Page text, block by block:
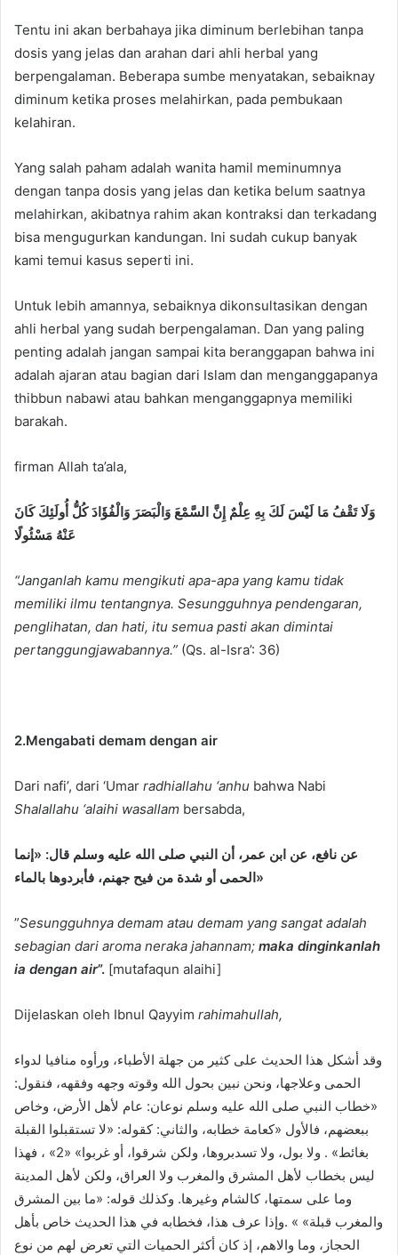
Tentu ini akan berbahaya jika diminum berlebihan tanpa
dosis yang jelas dan arahan dari ahli herbal yang
berpengalaman. Beberapa sumbe menyatakan, sebaiknay
diminum ketika proses melahirkan, pada pembukaan
kelahiran.
Yang salah paham adalah wanita hamil meminumnya
dengan tanpa dosis yang jelas dan ketika belum saatnya
melahirkan, akibatnya rahim akan kontraksi dan terkadang
bisa mengugurkan kandungan. Ini sudah cukup banyak
kami temui kasus seperti ini.
Untuk lebih amannya, sebaiknya dikonsultasikan dengan
ahli herbal yang sudah berpengalaman. Dan yang paling
penting adalah jangan sampai kita beranggapan bahwa ini
adalah ajaran atau bagian dari Islam dan menganggapanya
thibbun nabawi atau bahkan menganggapnya memiliki
barakah.
firman Allah ta’ala,
وَلَا تَقْفُ مَا لَيْسَ لَكَ بِهِ عِلْمٌ إِنَّ السَّمْعَ وَالْبَصَرَ وَالْفُؤَادَ كُلُّ أُولَئِكَ كَانَ
عَنْهُ مَسْئُولًا
“Janganlah kamu mengikuti apa-apa yang kamu tidak
memiliki ilmu tentangnya. Sesungguhnya pendengaran,
penglihatan, dan hati, itu semua pasti akan dimintai
pertanggungjawabannya.” (Qs. al-Isra’: 36)
2.Mengabati demam dengan air
Dari nafi’, dari ‘Umar radhiallahu ‘anhu bahwa Nabi
Shalallahu ‘alaihi wasallam bersabda,
عن نافع، عن ابن عمر، أن النبي صلى الله عليه وسلم قال: «إنما
الحمى أو شدة من فيح جهنم، فأبردوها بالماء»
”Sesungguhnya demam atau demam yang sangat adalah
sebagian dari aroma neraka jahannam; maka dinginkanlah
ia dengan air”. [mutafaqun alaihi]
Dijelaskan oleh Ibnul Qayyim rahimahullah,
وقد أشكل هذا الحديث على كثير من جهلة الأطباء، ورأوه منافيا لدواء
الحمى وعلاجها، ونحن نبين بحول الله وقوته وجهه وفقهه، فنقول:
«خطاب النبي صلى الله عليه وسلم نوعان: عام لأهل الأرض، وخاص
ببعضهم، فالأول «كعامة خطابه، والثاني: كقوله: «لا تستقبلوا القبلة
بغائط» . ولا بول، ولا تسدبروها، ولكن شرقوا، أو غربوا» «2» ، فهذا
ليس بخطاب لأهل المشرق والمغرب ولا العراق، ولكن لأهل المدينة
وما على سمتها، كالشام وغيرها. وكذلك قوله: «ما بين المشرق
والمغرب قبلة» » .وإذا عرف هذا، فخطابه في هذا الحديث خاص بأهل
الحجاز، وما والاهم، إذ كان أكثر الحميات التي تعرض لهم من نوع